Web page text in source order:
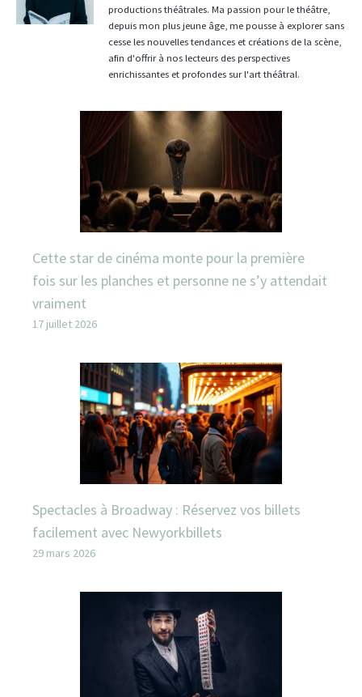
productions théâtrales. Ma passion pour le théâtre,
depuis mon plus jeune âge, me pousse à explorer sans
cesse les nouvelles tendances et créations de la scène,
afin d'offrir à nos lecteurs des perspectives
enrichissantes et profondes sur l'art théâtral.
Cette star de cinéma monte pour la première
fois sur les planches et personne ne s’y attendait
vraiment
17 juillet 2026
Spectacles à Broadway : Réservez vos billets
facilement avec Newyorkbillets
29 mars 2026